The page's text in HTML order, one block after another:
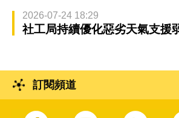
2026-07-24 18:29
社工局持續優化惡劣天氣支援
訂閱頻道